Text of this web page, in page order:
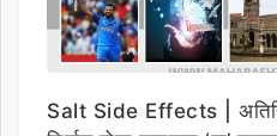
Salt Side Effects |